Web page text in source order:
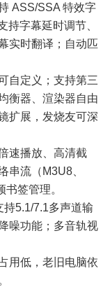
ASS/SSA 特效字
持字幕延时调节、
实时翻译；自动匹
自定义；支持第三
衡器、渲染器自由
扩展，发烧友可深
速播放、高清截
串流（M3U8、
签管理。
5.1/7.1多声道输
噪功能；多音轨视
用低，老旧电脑依